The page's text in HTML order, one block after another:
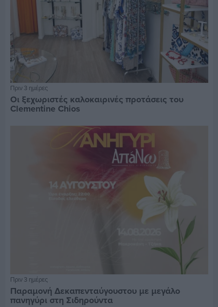
Πριν 3 ημέρες
Οι ξεχωριστές καλοκαιρινές προτάσεις του
Clementine Chios
Πριν 3 ημέρες
Παραμονή Δεκαπενταύγουστου με μεγάλο
πανηγύρι στη Σιδηρούντα